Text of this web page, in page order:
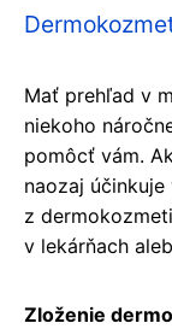
Mať prehľad v
niekoho
pomôcť vám.
naozaj
z
v lekárňach
Zloženie